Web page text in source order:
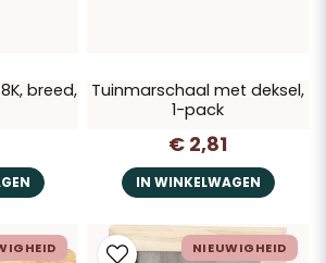
breed,
Tuinmarschaal met deksel,
1-pack
€ 2,81
IN WINKELWAGEN
NIEUWIGHEID